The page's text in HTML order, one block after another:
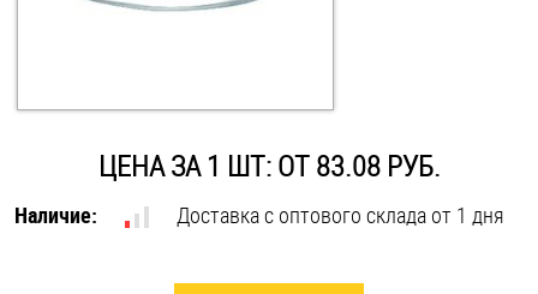
Крюки, кольца с шурупной резьбой
Оснастка и аксессуары для яхт
ЦЕНА ЗА 1 ШТ: ОТ 83.08 РУБ.
Наличие: Доставка с оптового склада от 1 дня